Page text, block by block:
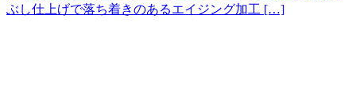
ぶし仕上げで落ち着きのあるエイジング加工 […]